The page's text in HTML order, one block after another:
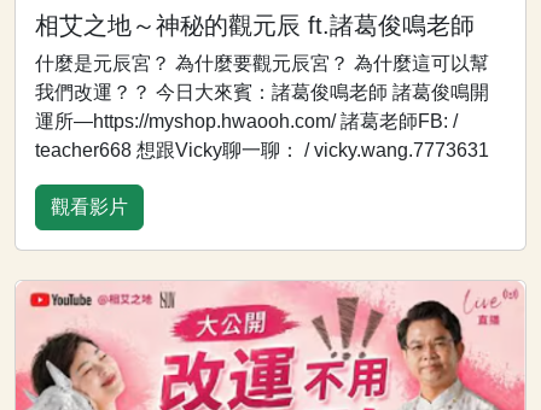
相艾之地～神秘的觀元辰 ft.諸葛俊鳴老師
什麼是元辰宮？ 為什麼要觀元辰宮？ 為什麼這可以幫
我們改運？？ 今日大來賓：諸葛俊鳴老師 諸葛俊鳴開
運所—https://myshop.hwaooh.com/ 諸葛老師FB: /
teacher668 想跟Vicky聊一聊： / vicky.wang.7773631
觀看影片